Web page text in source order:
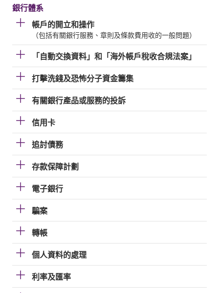
銀行體系
帳戶的開立和操作
（包括有關銀行服務、章則及條款費用收的一般問題）
「自動交換資料」和「海外帳戶稅收合規法案」
打擊洗錢及恐怖分子資金籌集
有關銀行產品或服務的投訴
信用卡
追討債務
存款保障計劃
電子銀行
騙案
轉帳
個人資料的處理
利率及匯率